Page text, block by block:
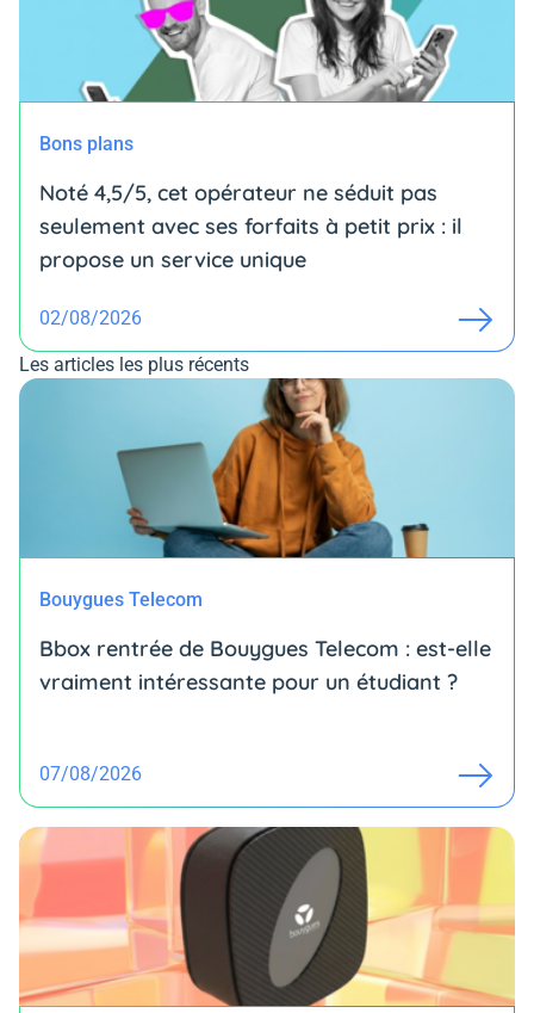
Bons plans
Noté 4,5/5, cet opérateur ne séduit pas
seulement avec ses forfaits à petit prix : il
propose un service unique
02/08/2026
Les articles les plus récents
Bouygues Telecom
Bbox rentrée de Bouygues Telecom : est-elle
vraiment intéressante pour un étudiant ?
07/08/2026